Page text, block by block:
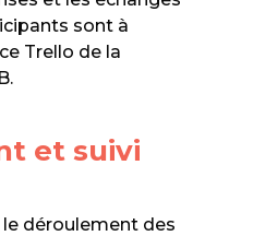
sont à
Trello de la
et suivi
déroulement des